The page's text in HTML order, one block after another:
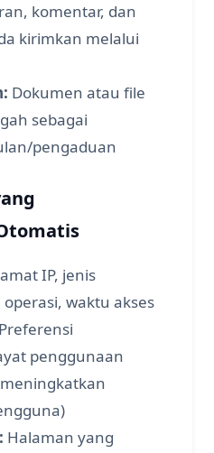
komentar, dan
kirimkan melalui
Dokumen atau file
sebagai
pengaduan
IP, jenis
operasi, waktu akses
Preferensi
penggunaan
Halaman yang